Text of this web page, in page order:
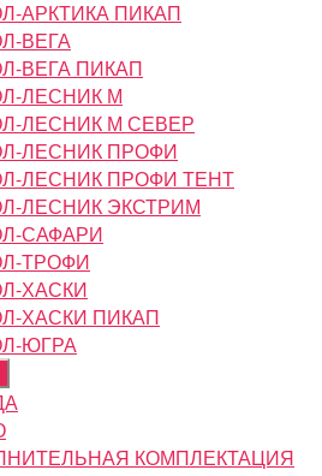
АРКТИКА ПИКАП
ВЕГА
ВЕГА ПИКАП
ЛЕСНИК М
ЛЕСНИК М СЕВЕР
ЛЕСНИК ПРОФИ
ЛЕСНИК ПРОФИ ТЕНТ
ЛЕСНИК ЭКСТРИМ
САФАРИ
ТРОФИ
ХАСКИ
ХАСКИ ПИКАП
ЮГРА
КОМПЛЕКТАЦИЯ